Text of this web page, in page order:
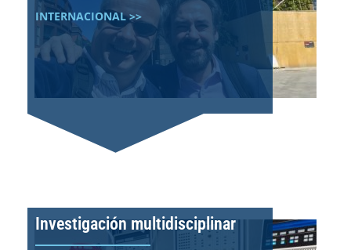
INTERNACIONAL >>
Investigación multidisciplinar